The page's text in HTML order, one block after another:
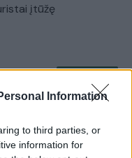
Information
to third parties, or
information for
įtūžę